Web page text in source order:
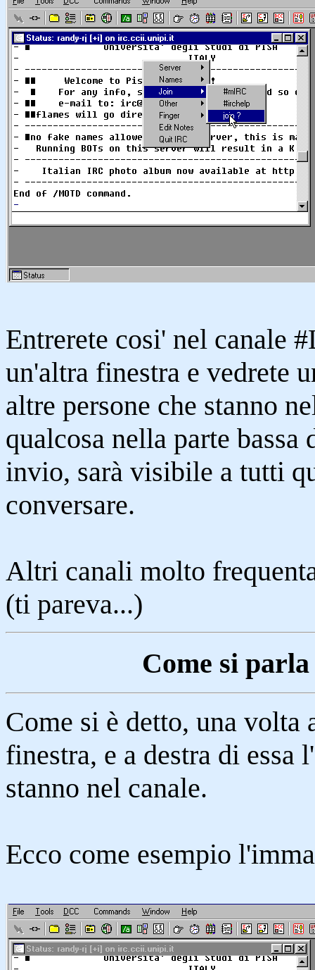
Entrerete cosi' nel canale
un'altra finestra e vedrete
altre persone che stanno
qualcosa nella parte bassa
invio, sarà visibile a tutti
conversare.
Altri canali molto
(ti pareva...)
Come si
Come si è detto, una volta
finestra, e a destra di essa
stanno nel canale.
Ecco come esempio